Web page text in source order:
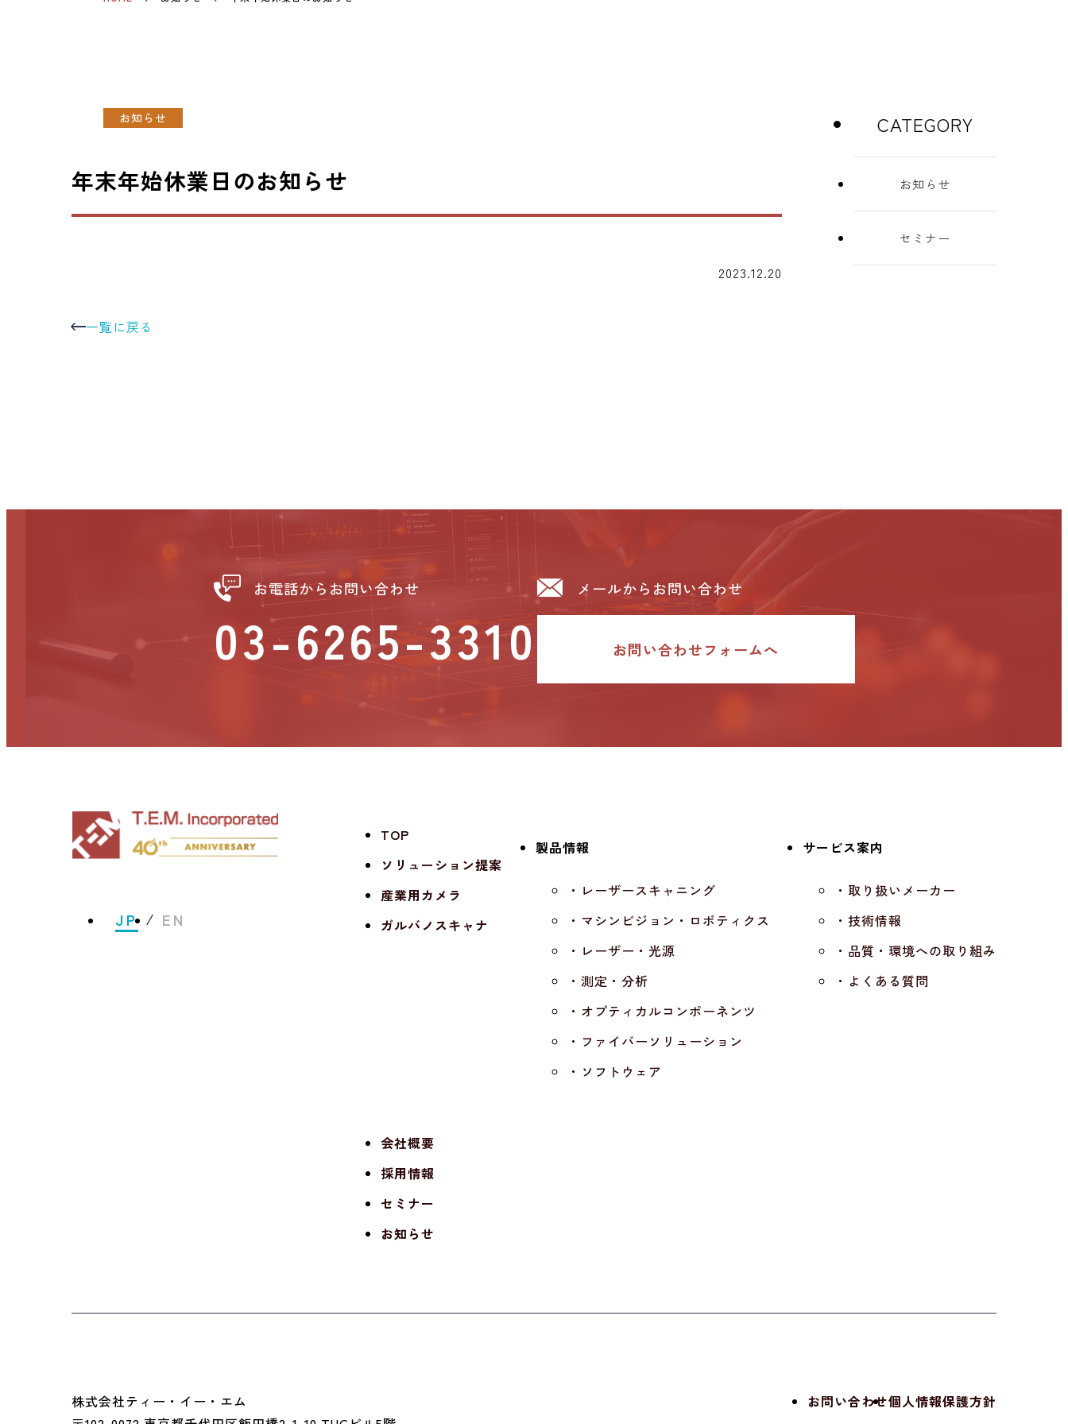
お知らせ
年末年始休業日のお知らせ
2023.12.20
一覧に戻る
CATEGORY
お知らせ
セミナー
お電話からお問い合わせ
03-6265-3310
メールからお問い合わせ
お問い合わせフォームへ
JP EN
TOP
ソリューション提案
産業用カメラ
ガルバノスキャナ
製品情報
・レーザースキャニング
・マシンビジョン・ロボティクス
・レーザー・光源
・測定・分析
・オプティカルコンポーネンツ
・ファイバーソリューション
・ソフトウェア
サービス案内
・取り扱いメーカー
・技術情報
・品質・環境への取り組み
・よくある質問
会社概要
採用情報
セミナー
お知らせ
株式会社ティー・イー・エム
お問い合わせ個人情報保護方針